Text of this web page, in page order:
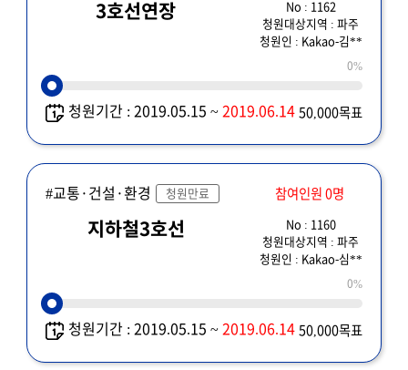
3호선연장
No : 1162
청원대상지역 : 파주
청원인 : Kakao-김**
0%
청원기간 : 2019.05.15 ~2019.06.14 50,000목표
#교통·건설·환경 청원만료 참여인원 0명
지하철3호선
No : 1160
청원대상지역 : 파주
청원인 : Kakao-심**
0%
청원기간 : 2019.05.15 ~2019.06.14 50,000목표